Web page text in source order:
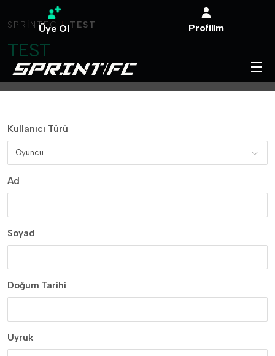
Üye Ol Profilim
SPRINTFC TEST
TEST
Kullanıcı Türü
Oyuncu
Ad
Soyad
Doğum Tarihi
Uyruk